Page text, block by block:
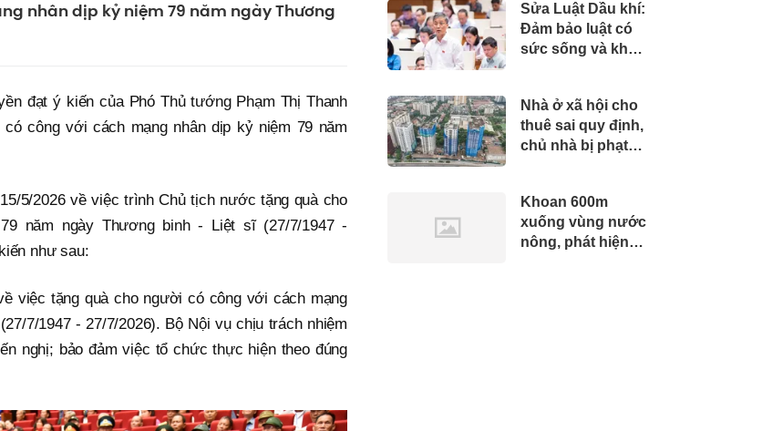
nhân dịp kỷ niệm 79 năm ngày Thương
đạt ý kiến của Phó Thủ tướng Phạm Thị Thanh
công với cách mạng nhân dịp kỷ niệm 79 năm
5/2026 về việc trình Chủ tịch nước tặng quà cho
năm ngày Thương binh - Liệt sĩ (27/7/1947 -
như sau:
việc tặng quà cho người có công với cách mạng
7/1947 - 27/7/2026). Bộ Nội vụ chịu trách nhiệm
nghị; bảo đảm việc tổ chức thực hiện theo đúng
Sửa Luật Dầu khí:
Đảm bảo luật có
sức sống và khả
Nhà ở xã hội cho
thuê sai quy định,
chủ nhà bị phạt
Khoan 600m
xuống vùng nước
nông, phát hiện